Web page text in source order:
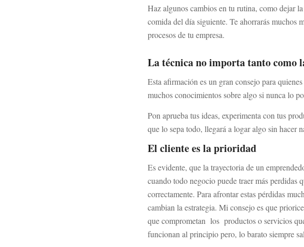
Haz algunos cambios en tu rutina, como dejar
comida del día siguiente. Te ahorrarás muchos
procesos de tu empresa.
La técnica no importa tanto como
Esta afirmación es un gran consejo para
muchos conocimientos sobre algo si nunca lo
Pon aprueba tus ideas, experimenta con tus
que lo sepa todo, llegará a logar algo sin hacer
El cliente es la prioridad
Es evidente, que la trayectoria de un
cuando todo negocio puede traer más perdidas
correctamente. Para afrontar estas pérdidas
cambian la estrategia. Mi consejo es que
que comprometan los productos o servicios
funcionan al principio pero, lo barato siempre